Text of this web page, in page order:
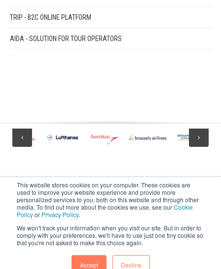
This website stores cookies on your computer. These cookies are
used to improve your website experience and provide more
personalized services to you, both on this website and through other
media. To find out more about the cookies we use, see ourCookie
Policyor Privacy Policy.
We won't track your information when you visit our site. But in order to
comply with your preferences, we'll have to use just one tiny cookie so
that you're not asked to make this choice again.
Accept Decline
TRIP - B2C ONLINE PLATFORM
AIDA - SOLUTION FOR TOUR OPERATORS
dcs plus is a registered trademark in the European Union.
Copyright 2025 dcs plus. All rights reserved.